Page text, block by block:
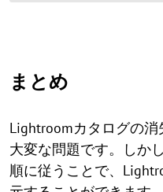
まとめ
Lightroomカタログの
大変な問題です。しか
順に従うことで、